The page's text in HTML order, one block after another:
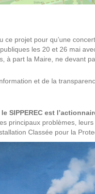
pour qu’une
les 20 et 26 mai
à part la Maire, ne devant
et de la
SIPPEREC est
principaux problèmes,
Classée pour la